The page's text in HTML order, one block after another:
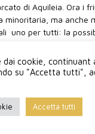
di Aquileia. Ora i
minoritaria, ma anche
 uno per tutti: la
pienamente
sul piano civile
e questi aspetti
dai cookie, continuant
su "Accetta tutti",
Accetta tutti